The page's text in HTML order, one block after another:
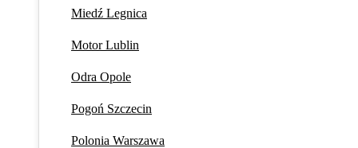
Miedź Legnica
Motor Lublin
Odra Opole
Pogoń Szczecin
Polonia Warszawa